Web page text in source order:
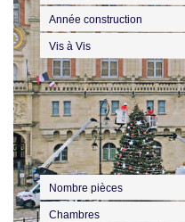
Année construction
Vis à Vis
Intérieur
Nombre pièces
Chambres